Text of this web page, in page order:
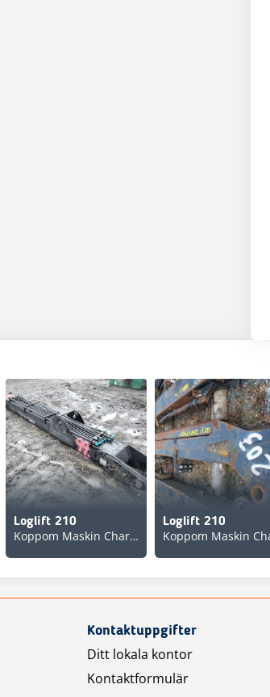
Loglift 210
Koppom Maskin Charlottenberg
Loglift 210
Kontaktuppgifter
Ditt lokala kontor
Kontaktformulär